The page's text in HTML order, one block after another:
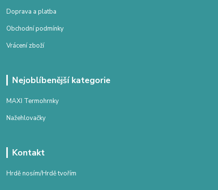
Doprava a platba
Obchodní podmínky
Vrácení zboží
Nejoblíbenější kategorie
MAXI Termohrnky
Nažehlovačky
Kontakt
Hrdě nosím/Hrdě tvořím